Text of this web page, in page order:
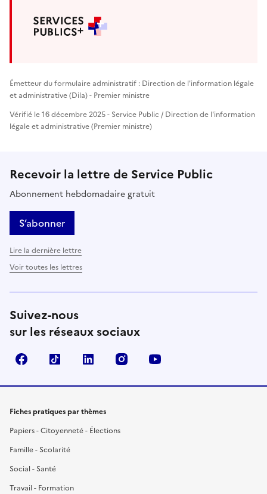
Émetteur du formulaire administratif : Direction de l'information légale
et administrative (Dila) - Premier ministre
Vérifié le 16 décembre 2025 - Service Public / Direction de l'information
légale et administrative (Premier ministre)
Recevoir la lettre de Service Public
Abonnement hebdomadaire gratuit
S’abonner
Lire la dernière lettre
Voir toutes les lettres
Suivez-nous
sur les réseaux sociaux
FacebookTikTok LinkedIn Instagram
Fiches pratiques par thèmes
Papiers - Citoyenneté - Élections
Famille - Scolarité
Social - Santé
Travail - Formation